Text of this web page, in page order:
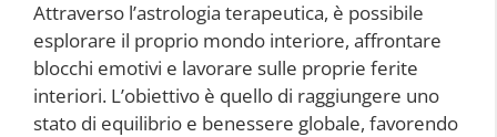
Attraverso l’astrologia terapeutica, è possibile
esplorare il proprio mondo interiore, affrontare
blocchi emotivi e lavorare sulle proprie ferite
interiori. L’obiettivo è quello di raggiungere uno
stato di equilibrio e benessere globale, favorendo